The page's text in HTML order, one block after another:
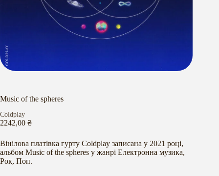
Music of the spheres
Coldplay
2242,00 ₴
Вінілова платівка гурту Coldplay записана у 2021 році,
альбом Music of the spheres у жанрі Електронна музика,
Рок, Поп.